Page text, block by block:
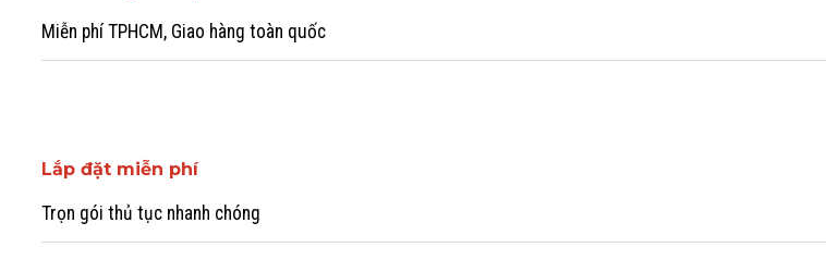
Miễn phí TPHCM, Giao hàng toàn quốc
Lắp đặt miễn phí
Trọn gói thủ tục nhanh chóng